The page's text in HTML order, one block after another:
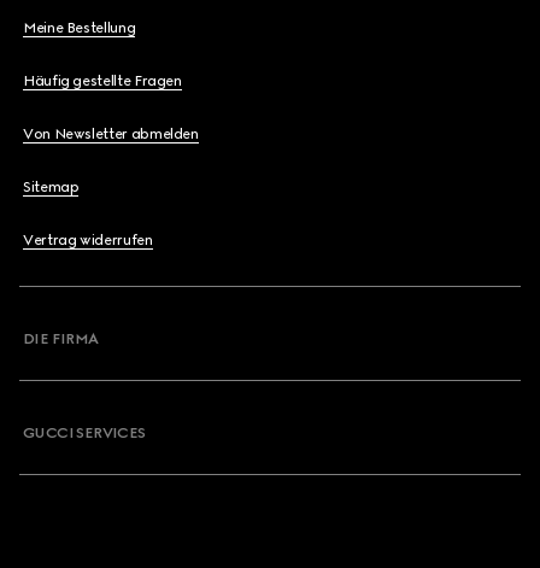
Meine Bestellung
Häufig gestellte Fragen
Von Newsletter abmelden
Sitemap
Vertrag widerrufen
DIE FIRMA
GUCCI SERVICES